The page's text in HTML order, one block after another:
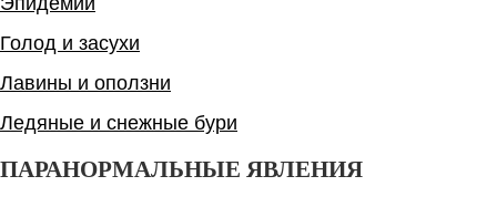
Голод и засухи
Лавины и оползни
Ледяные и снежные бури
ПАРАНОРМАЛЬНЫЕ ЯВЛЕНИЯ